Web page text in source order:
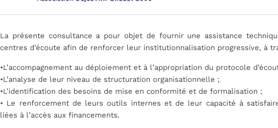
La présente consultance a pour objet de fournir une assistance
centres d’écoute afin de renforcer leur institutionnalisation progressive, à
•L’accompagnement au déploiement et à l’appropriation du protocole
•L’analyse de leur niveau de structuration organisationnelle ;
•L’identification des besoins de mise en conformité et de formalisation ;
• Le renforcement de leurs outils internes et de leur capacité à
liées à l’accès aux financements.